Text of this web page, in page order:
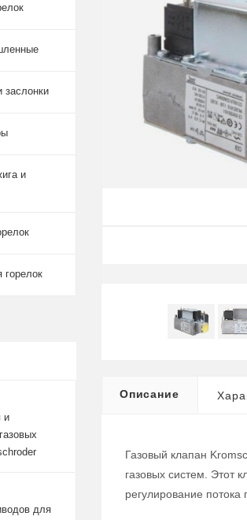
Описание
Газовый клапан
газовых систем. Этот
регулирование потока
заслонки
и
горелок
и
для